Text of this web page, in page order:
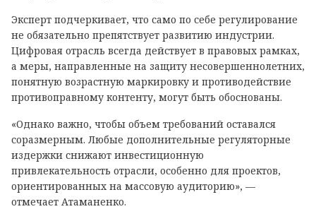
Эксперт подчеркивает, что само по себе регулирование
не обязательно препятствует развитию индустрии.
Цифровая отрасль всегда действует в правовых рамках,
а меры, направленные на защиту несовершеннолетних,
понятную возрастную маркировку и противодействие
противоправному контенту, могут быть обоснованы.
«Однако важно, чтобы объем требований оставался
соразмерным. Любые дополнительные регуляторные
издержки снижают инвестиционную
привлекательность отрасли, особенно для проектов,
ориентированных на массовую аудиторию», —
отмечает Атаманенко.